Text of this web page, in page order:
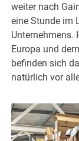
weiter nach
eine Stunde im
Unternehmens.
Europa und
befinden sich
natürlich vor